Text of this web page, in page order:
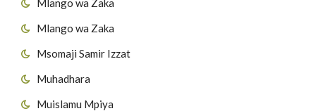
Mlango wa Zaka
Mlango wa Zaka
Msomaji Samir Izzat
Muhadhara
Muislamu Mpiya